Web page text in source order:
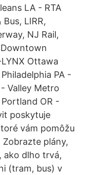
LA - RTA
LIRR,
NJ Rail,
Downtown
Ottawa
PA -
- Valley Metro
OR -
poskytuje
vám pomôžu
plány,
ako dlho trvá,
(tram, bus) v